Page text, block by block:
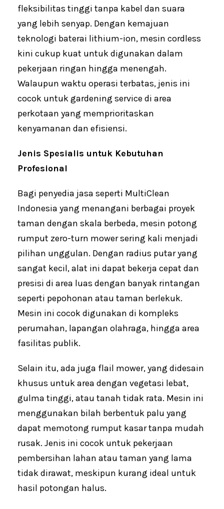
fleksibilitas tinggi tanpa kabel dan suara
yang lebih senyap. Dengan kemajuan
teknologi baterai lithium-ion, mesin cordless
kini cukup kuat untuk digunakan dalam
pekerjaan ringan hingga menengah.
Walaupun waktu operasi terbatas, jenis ini
cocok untuk gardening service di area
perkotaan yang memprioritaskan
kenyamanan dan efisiensi.
Jenis Spesialis untuk Kebutuhan
Profesional
Bagi penyedia jasa seperti MultiClean
Indonesia yang menangani berbagai proyek
taman dengan skala berbeda, mesin potong
rumput zero-turn mower sering kali menjadi
pilihan unggulan. Dengan radius putar yang
sangat kecil, alat ini dapat bekerja cepat dan
presisi di area luas dengan banyak rintangan
seperti pepohonan atau taman berlekuk.
Mesin ini cocok digunakan di kompleks
perumahan, lapangan olahraga, hingga area
fasilitas publik.
Selain itu, ada juga flail mower, yang didesain
khusus untuk area dengan vegetasi lebat,
gulma tinggi, atau tanah tidak rata. Mesin ini
menggunakan bilah berbentuk palu yang
dapat memotong rumput kasar tanpa mudah
rusak. Jenis ini cocok untuk pekerjaan
pembersihan lahan atau taman yang lama
tidak dirawat, meskipun kurang ideal untuk
hasil potongan halus.